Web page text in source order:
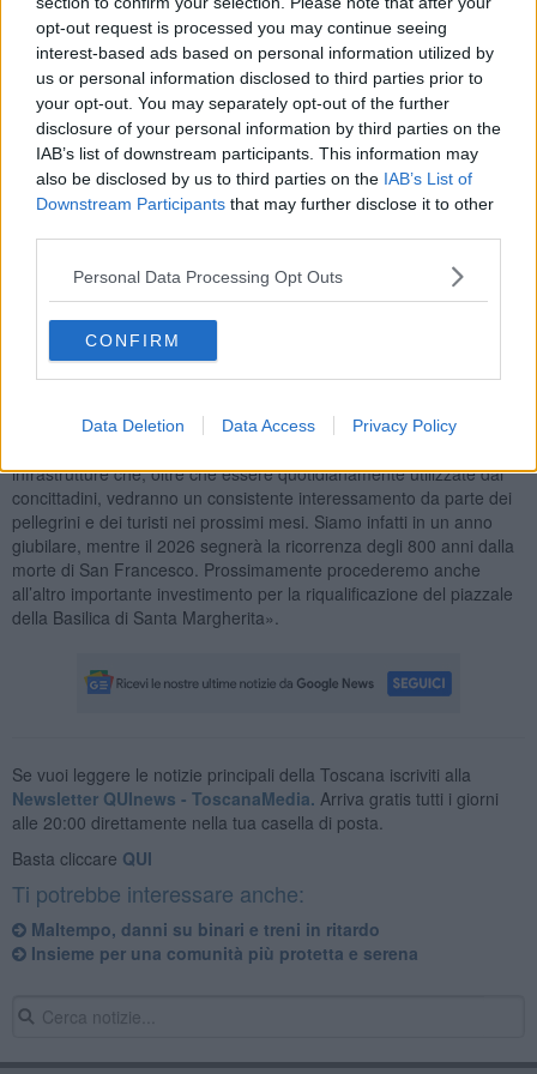
opt-out request is processed you may continue seeing
interest-based ads based on personal information utilized by
us or personal information disclosed to third parties prior to
your opt-out. You may separately opt-out of the further
disclosure of your personal information by third parties on the
IAB’s list of downstream participants. This information may
also be disclosed by us to third parties on the IAB’s List of
Downstream Participants that may further disclose it to other
Personal Data Processing Opt Outs
CONFIRM
Data Deletion Data Access Privacy Policy
più accessibili le destinazioni di pellegrini e turisti. Il piano
annunciato lo scorso novembre concerneinterventi per circa
mezzo milione di euro, circa la metà dei quali sono necessari per
migliorare la strada comunale dei Cappuccini. Secondo quanto
stabilito dalla delibera di Giunta, le risorse saranno ricavate
attraverso un mutuo per un importo di 220mila euro.
La relazione tecnica che accompagna il progetto di fattibilità
tecnico-economica esclude dal computo dei lavori i tratti da poco
asfaltati in occasione della riapertura del ponte sul torrente Le
Balze e della zona vicino all’ingresso dell’eremo, verrà inoltre
realizzata tutta la segnaletica orizzontale con vernice bianca
rifrangente, ovvero strisce, attraversamenti pedonali e zebrature.
dichiara il sindaco di Cortona Luciano Meoni- diamo
infrastrutture che, oltre che essere quotidianamente utilizzate dai
concittadini, vedranno un consistente interessamento da parte dei
pellegrini e dei turisti nei prossimi mesi. Siamo infatti in un anno
giubilare, mentre il 2026 segnerà la ricorrenza degli 800 anni dalla
morte di San Francesco. Prossimamente procederemo anche
all’altro importante investimento per la riqualificazione del piazzale
della Basilica di Santa Margherita».
Se vuoi leggere le notizie principali della Toscana iscriviti alla
Newsletter QUInews - ToscanaMedia. Arriva gratis tutti i giorni
alle 20:00 direttamente nella tua casella di posta.
Basta cliccare QUI
Ti potrebbe interessare anche:
Maltempo, danni su binari e treni in ritardo
Insieme per una comunità più protetta e serena